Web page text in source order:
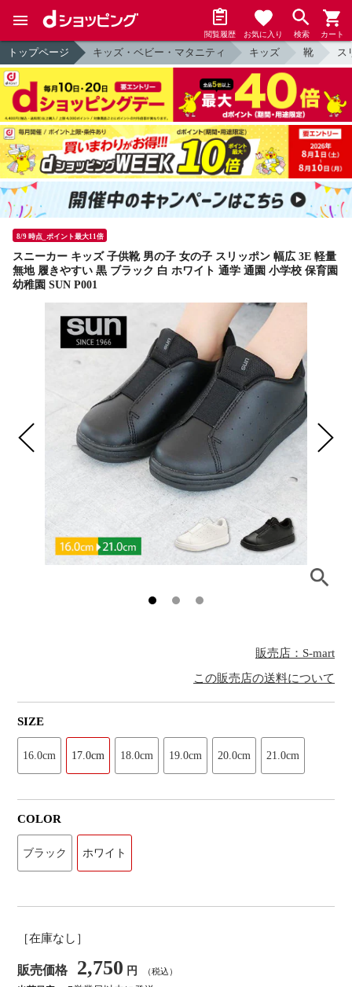
閲覧履歴 お気に入り 検索 カート
トップページ キッズ・ベビー・マタニティ キッズ 靴 ス
8/9 時点_ポイント最大11倍
スニーカー キッズ 子供靴 男の子 女の子 スリッポン 幅広 3E 軽量
無地 履きやすい 黒 ブラック 白 ホワイト 通学 通園 小学校 保育園
幼稚園 SUN P001
販売店：S-mart
この販売店の送料について
SIZE
16.0cm 17.0cm 18.0cm 19.0cm 20.0cm 21.0cm
COLOR
ブラック ホワイト
［在庫なし］
販売価格 2,750 円 （税込）